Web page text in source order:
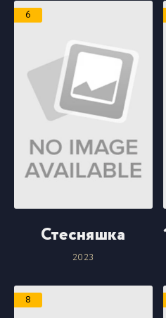
6
Стесняшка
2023
8